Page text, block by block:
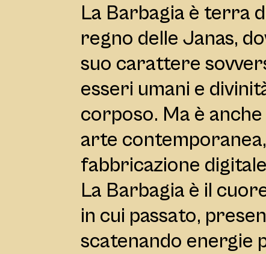
La Barbagia è terra
regno delle Janas,
suo carattere
esseri umani e
corposo. Ma è
arte
fabbricazione
La Barbagia è il
in cui passato,
scatenando energie